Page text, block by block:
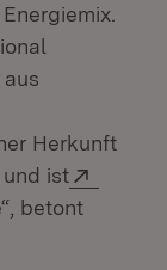
Herkunft
ist
Fenster)
betont